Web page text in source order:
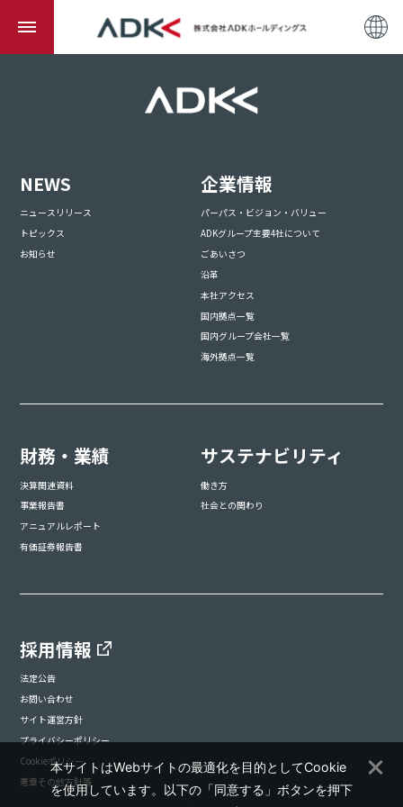
NEWS
ニュースリリース
トピックス
お知らせ
企業情報
パーパス・ビジョン・バリュー
ADKグループ主要4社について
ごあいさつ
沿革
本社アクセス
国内拠点一覧
国内グループ会社一覧
海外拠点一覧
財務・業績
決算関連資料
事業報告書
アニュアルレポート
有価証券報告書
サステナビリティ
働き方
社会との関わり
採用情報
法定公告
お問い合わせ
サイト運営方針
プライバシーポリシー
Cookieポリシー
憲章その他方針等
本サイトはWebサイトの最適化を目的としてCookie
を使用しています。以下の「同意する」ボタンを押下